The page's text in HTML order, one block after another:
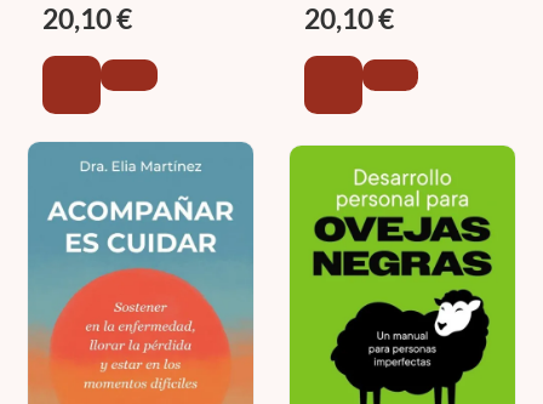
20,10 € 20,10 €